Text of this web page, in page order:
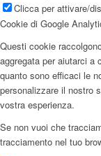
Clicca per attivare/
Cookie di Google
Questi cookie
aggregata per aiutarci a
quanto sono efficaci le
personalizzare il nostro
vostra esperienza.
Se non vuoi che
tracciamento nel tuo